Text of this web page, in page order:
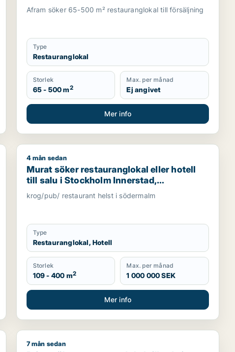
Afram söker 65-500 m² restauranglokal till försäljning
Type
Restauranglokal
Storlek
65 - 500 m2
Max. per månad
Ej angivet
Mer info
till salu i Stockholm Innerstad, Kungsholmen eller
Murat söker restauranglokal eller hotell till salu i
4 mån sedan
Murat söker restauranglokal eller hotell
till salu i Stockholm Innerstad,
Kungsholmen eller Vasastan m.fl.
krog/pub/ restaurant helst i södermalm
Type
Restauranglokal, Hotell
Storlek
109 - 400 m2
Max. per månad
1 000 000 SEK
Mer info
Huddinge eller Täby m.fl.
Britta söker restauranglokal till salu i Stockholm
7 mån sedan